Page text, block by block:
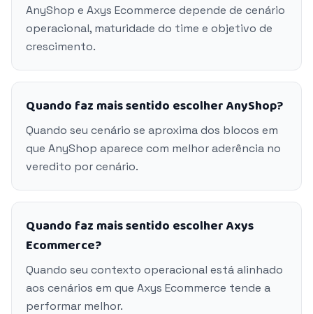
AnyShop e Axys Ecommerce depende de cenário
operacional, maturidade do time e objetivo de
crescimento.
Quando faz mais sentido escolher AnyShop?
Quando seu cenário se aproxima dos blocos em
que AnyShop aparece com melhor aderência no
veredito por cenário.
Quando faz mais sentido escolher Axys
Ecommerce?
Quando seu contexto operacional está alinhado
aos cenários em que Axys Ecommerce tende a
performar melhor.